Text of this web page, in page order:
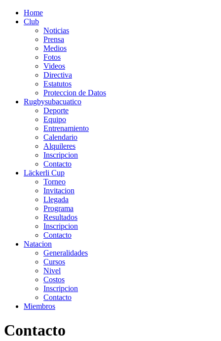
Home
Club
Noticias
Prensa
Medios
Fotos
Videos
Directiva
Estatutos
Proteccion de Datos
Rugbysubacuatico
Deporte
Equipo
Entrenamiento
Calendario
Alquileres
Inscripcion
Contacto
Läckerli Cup
Torneo
Invitacion
Llegada
Programa
Resultados
Inscripcion
Contacto
Natacion
Generalidades
Cursos
Nivel
Costos
Inscripcion
Contacto
Miembros
Contacto